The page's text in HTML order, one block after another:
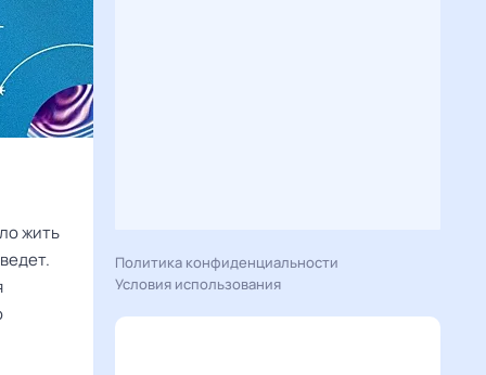
жить
Политика конфиденциальности
Условия использования